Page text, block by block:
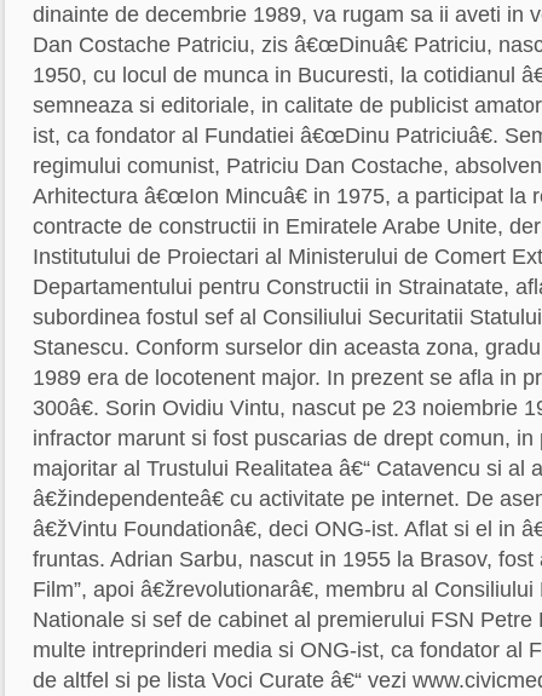
dinainte de decembrie 1989, va rugam sa ii aveti in
Dan Costache Patriciu, zis â€œDinuâ€ Patriciu,
1950, cu locul de munca in Bucuresti, la cotidianul
semneaza si editoriale, in calitate de publicist
ist, ca fondator al Fundatiei â€œDinu Patriciuâ€.
regimului comunist, Patriciu Dan Costache,
Arhitectura â€œIon Mincuâ€ in 1975, a participat la
contracte de constructii in Emiratele Arabe Unite,
Institutului de Proiectari al Ministerului de Comert
Departamentului pentru Constructii in Strainatate,
subordinea fostul sef al Consiliului Securitatii
Stanescu. Conform surselor din aceasta zona,
1989 era de locotenent major. In prezent se afla in
300â€. Sorin Ovidiu Vintu, nascut pe 23 noiembrie
infractor marunt si fost puscarias de drept comun, in
majoritar al Trustului Realitatea â€“ Catavencu si al
â€žindependenteâ€ cu activitate pe internet. De
â€žVintu Foundationâ€, deci ONG-ist. Aflat si el in
fruntas. Adrian Sarbu, nascut in 1955 la Brasov,
Film”, apoi â€žrevolutionarâ€, membru al
Nationale si sef de cabinet al premierului FSN
multe intreprinderi media si ONG-ist, ca fondator al
de altfel si pe lista Voci Curate â€“ vezi